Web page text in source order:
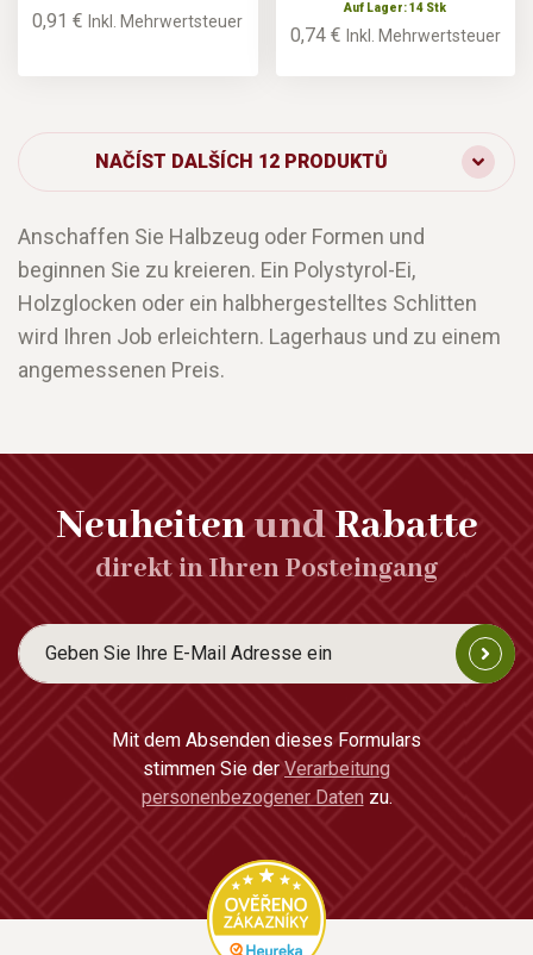
0,91 €Inkl. Mehrwertsteuer
Auf Lager: 14 Stk
0,74 € Inkl. Mehrwertsteuer
NAČÍST DALŠÍCH 12 PRODUKTŮ
Anschaffen Sie Halbzeug oder Formen und
beginnen Sie zu kreieren. Ein Polystyrol-Ei,
Holzglocken oder ein halbhergestelltes Schlitten
wird Ihren Job erleichtern. Lagerhaus und zu einem
angemessenen Preis.
NeuheitenundRabatte
direkt in Ihren Posteingang
Mit dem Absenden dieses Formulars
stimmen Sie der Verarbeitung
personenbezogener Daten zu.